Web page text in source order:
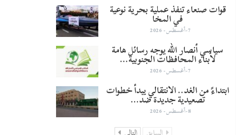
قوات صنعاء تنفذ عملية بحرية نوعية
في المخا
7-أغسطس- 2026
سياسي أنصار الله يوجه رسائل هامة
لأبناء المحافظات الجنوبية…
7-أغسطس- 2026
​ابتداءً من الغد.. الانتقالي يبدأ خطوات
تصعيدية جديدة ضد…
8-أغسطس- 2026